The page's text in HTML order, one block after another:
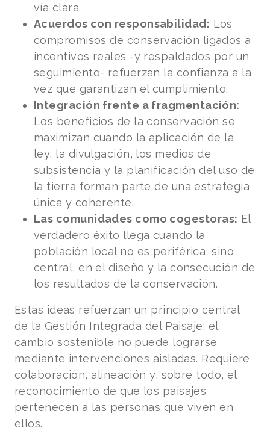
vía clara.
Acuerdos con responsabilidad: Los
compromisos de conservación ligados a
incentivos reales -y respaldados por un
seguimiento- refuerzan la confianza a la
vez que garantizan el cumplimiento.
Integración frente a fragmentación:
Los beneficios de la conservación se
maximizan cuando la aplicación de la
ley, la divulgación, los medios de
subsistencia y la planificación del uso de
la tierra forman parte de una estrategia
única y coherente.
Las comunidades como cogestoras: El
verdadero éxito llega cuando la
población local no es periférica, sino
central, en el diseño y la consecución de
los resultados de la conservación.
Estas ideas refuerzan un principio central
de la Gestión Integrada del Paisaje: el
cambio sostenible no puede lograrse
mediante intervenciones aisladas. Requiere
colaboración, alineación y, sobre todo, el
reconocimiento de que los paisajes
pertenecen a las personas que viven en
ellos.